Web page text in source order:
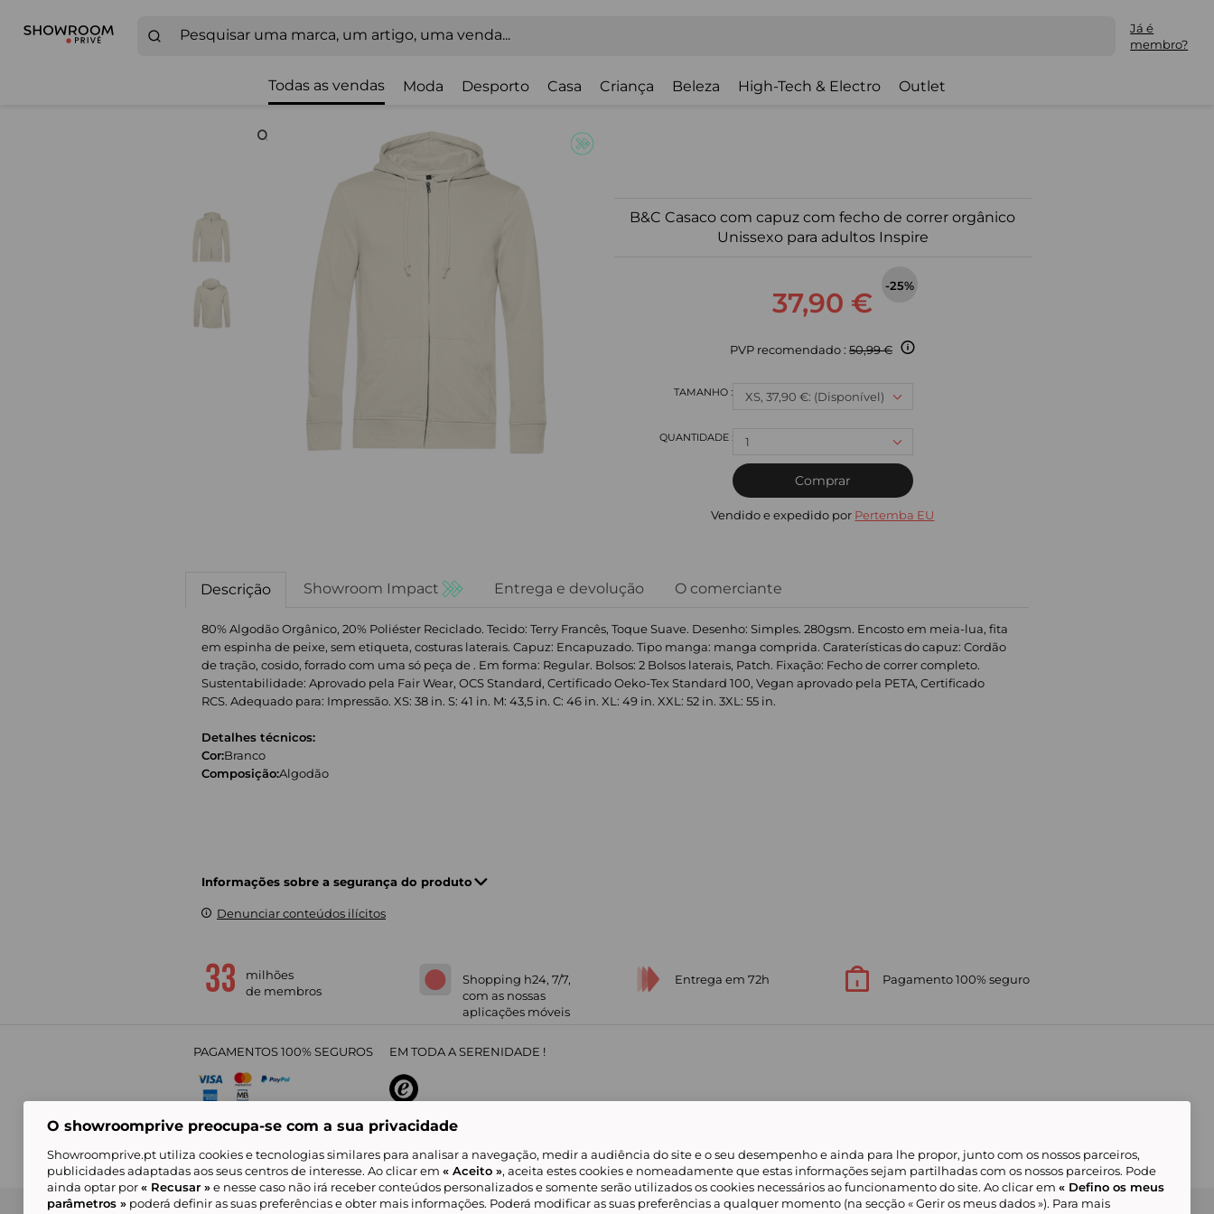
Já é
membro?
Todas as vendas Moda Desporto Casa Criança Beleza High-Tech & Electro Outlet
B&C Casaco com capuz com fecho de correr orgânico
Unissexo para adultos Inspire
37,90 €
-25%
PVP recomendado : 50,99 €
XS, 37,90 €: (Disponível)
1
Comprar
Vendido e expedido por Pertemba EU
Descrição Showroom Impact Entrega e devolução O comerciante
80% Algodão Orgânico, 20% Poliéster Reciclado. Tecido: Terry Francês, Toque Suave. Desenho: Simples. 280gsm. Encosto em meia-lua, fita
em espinha de peixe, sem etiqueta, costuras laterais. Capuz: Encapuzado. Tipo manga: manga comprida. Caraterísticas do capuz: Cordão
de tração, cosido, forrado com uma só peça de . Em forma: Regular. Bolsos: 2 Bolsos laterais, Patch. Fixação: Fecho de correr completo.
Sustentabilidade: Aprovado pela Fair Wear, OCS Standard, Certificado Oeko-Tex Standard 100, Vegan aprovado pela PETA, Certificado
RCS. Adequado para: Impressão. XS: 38 in. S: 41 in. M: 43,5 in. C: 46 in. XL: 49 in. XXL: 52 in. 3XL: 55 in.
Detalhes técnicos:
Cor:Branco
Composição:Algodão
Informações sobre a segurança do produto
Denunciar conteúdos ilícitos
milhões
de membros
Shopping h24, 7/7,
com as nossas
aplicações móveis
Entrega em 72h Pagamento 100% seguro
PAGAMENTOS 100% SEGUROS EM TODA A SERENIDADE !
4,31/5 sobre
Condições Gerais de Venda Política de Confidencialidade Livro de Reclamações Showroomprive group Ajuda e Contacto Gerir os meus cookies
Condições Gerais
O showroomprive preocupa-se com a sua privacidade
Showroomprive.pt utiliza cookies e tecnologias similares para analisar a navegação, medir a audiência do site e o seu desempenho e ainda para lhe propor, junto com os nossos parceiros,
publicidades adaptadas aos seus centros de interesse. Ao clicar em « Aceito », aceita estes cookies e nomeadamente que estas informações sejam partilhadas com os nossos parceiros. Pode
ainda optar por« Recusar »e nesse caso não irá receber conteúdos personalizados e somente serão utilizados os cookies necessários ao funcionamento do site. Ao clicar em « Defino os meus
parâmetros » poderá definir as suas preferências e obter mais informações. Poderá modificar as suas preferências a qualquer momento (na secção « Gerir os meus dados »). Para mais